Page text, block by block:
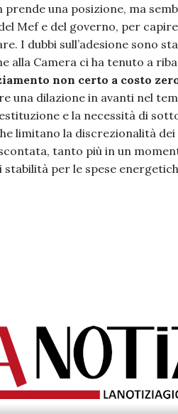
una posizione, ma
Mef e del governo, per
I dubbi sull’adesione sono
alla Camera ci ha tenuto a
non certo a costo
una dilazione in avanti nel
e la necessità di
limitano la discrezionalità
tanto più in un
stabilità per le spese